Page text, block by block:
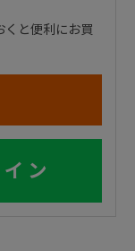
くと便利にお買
ン